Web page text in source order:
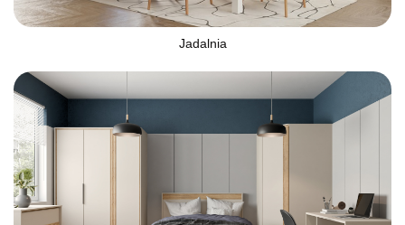
Jadalnia